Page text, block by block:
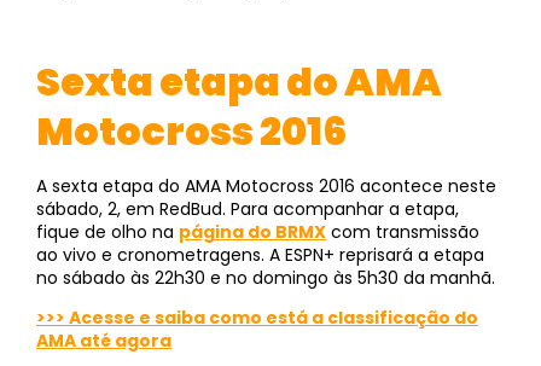
Sexta etapa do AMA
Motocross 2016
A sexta etapa do AMA Motocross 2016 acontece neste
sábado, 2, em RedBud. Para acompanhar a etapa,
fique de olho na página do BRMX com transmissão
ao vivo e cronometragens. A ESPN+ reprisará a etapa
no sábado às 22h30 e no domingo às 5h30 da manhã.
>>> Acesse e saiba como está a classificação do
AMA até agora